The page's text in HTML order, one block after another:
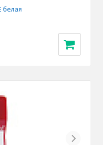
белая
Next